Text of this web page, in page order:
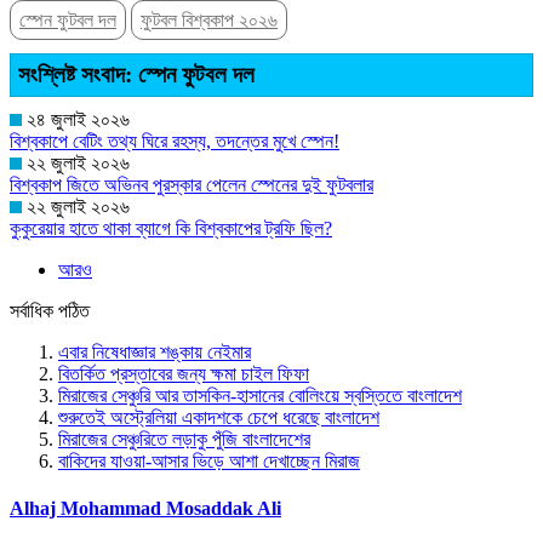
স্পেন ফুটবল দল
ফুটবল বিশ্বকাপ ২০২৬
সংশ্লিষ্ট সংবাদ: স্পেন ফুটবল দল
২৪ জুলাই ২০২৬
বিশ্বকাপে বেটিং তথ্য ঘিরে রহস্য, তদন্তের মুখে স্পেন!
২২ জুলাই ২০২৬
বিশ্বকাপ জিতে অভিনব পুরস্কার পেলেন স্পেনের দুই ফুটবলার
২২ জুলাই ২০২৬
কুকুরেয়ার হাতে থাকা ব্যাগে কি বিশ্বকাপের ট্রফি ছিল?
আরও
সর্বাধিক পঠিত
এবার নিষেধাজ্ঞার শঙ্কায় নেইমার
বিতর্কিত প্রস্তাবের জন্য ক্ষমা চাইল ফিফা
মিরাজের সেঞ্চুরি আর তাসকিন-হাসানের বোলিংয়ে স্বস্তিতে বাংলাদেশ
শুরুতেই অস্ট্রেলিয়া একাদশকে চেপে ধরেছে বাংলাদেশ
মিরাজের সেঞ্চুরিতে লড়াকু পুঁজি বাংলাদেশের
বাকিদের যাওয়া-আসার ভিড়ে আশা দেখাচ্ছেন মিরাজ
Alhaj Mohammad Mosaddak Ali